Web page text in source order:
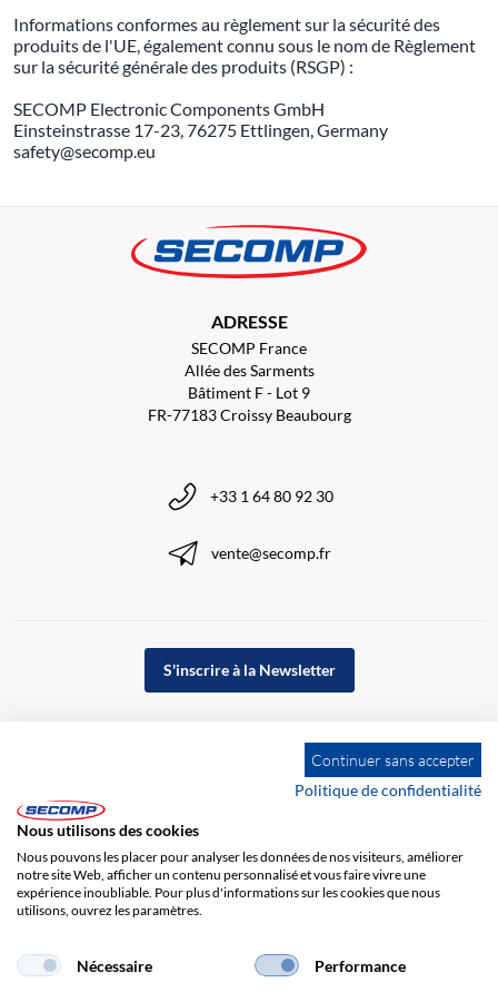
Informations conformes au règlement sur la sécurité des
produits de l'UE, également connu sous le nom de Règlement
sur la sécurité générale des produits (RSGP) :
SECOMP Electronic Components GmbH
Einsteinstrasse 17-23, 76275 Ettlingen, Germany
safety@secomp.eu
ADRESSE
SECOMP France
Allée des Sarments
Bâtiment F - Lot 9
FR-77183 Croissy Beaubourg
+33 1 64 80 92 30
vente@secomp.fr
S'inscrire à la Newsletter
Impression Responsabilité
Continuer sans accepter
Politique de confidentialité
Nous utilisons des cookies
Nous pouvons les placer pour analyser les données de nos visiteurs, améliorer
notre site Web, afficher un contenu personnalisé et vous faire vivre une
expérience inoubliable. Pour plus d'informations sur les cookies que nous
utilisons, ouvrez les paramètres.
Nécessaire Performance